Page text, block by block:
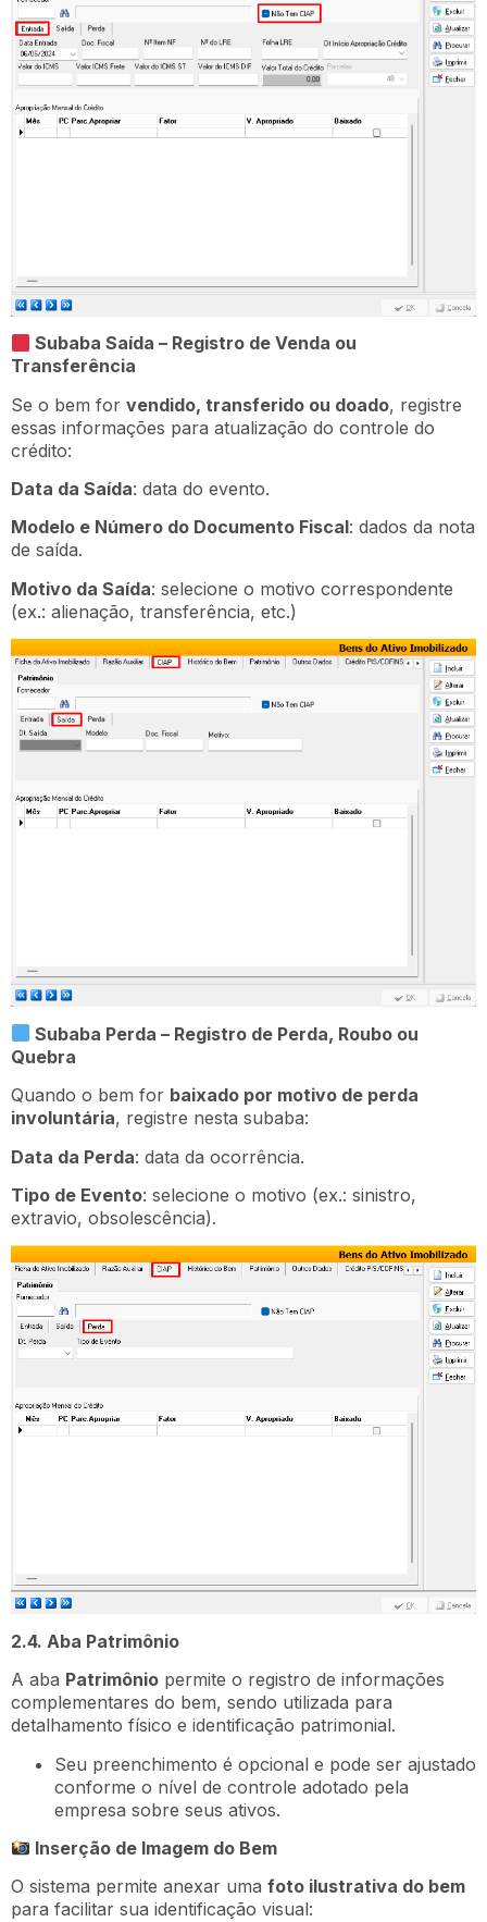
Subaba Saída – Registro de Venda ou
Transferência
Se o bem for vendido, transferido ou doado, registre
essas informações para atualização do controle do
crédito:
Data da Saída: data do evento.
Modelo e Número do Documento Fiscal: dados da nota
de saída.
Motivo da Saída: selecione o motivo correspondente
(ex.: alienação, transferência, etc.)
Subaba Perda – Registro de Perda, Roubo ou
Quebra
Quando o bem for baixado por motivo de perda
involuntária, registre nesta subaba:
Data da Perda: data da ocorrência.
Tipo de Evento: selecione o motivo (ex.: sinistro,
extravio, obsolescência).
2.4. Aba Patrimônio
A aba Patrimônio permite o registro de informações
complementares do bem, sendo utilizada para
detalhamento físico e identificação patrimonial.
Seu preenchimento é opcional e pode ser ajustado
conforme o nível de controle adotado pela
empresa sobre seus ativos.
Inserção de Imagem do Bem
O sistema permite anexar uma foto ilustrativa do bem
para facilitar sua identificação visual: